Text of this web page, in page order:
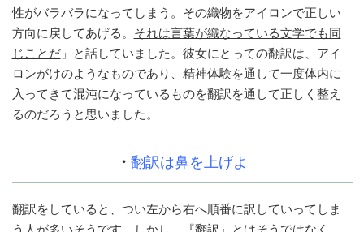
性がバラバラになってしまう。その織物をアイロンで正しい
方向に戻してあげる。 それは言葉が織なっている文学でも同
じことだ」と話していました。彼女にとっての翻訳は、アイ
ロンがけのようなものであり、精神体験を通して一度体内に
入ってきて混沌になっているものを翻訳を通して正しく整え
るのだろうと思いました。
・ 翻訳は鼻を上げよ
翻訳をしていると、つい左から右へ順番に訳していってしま